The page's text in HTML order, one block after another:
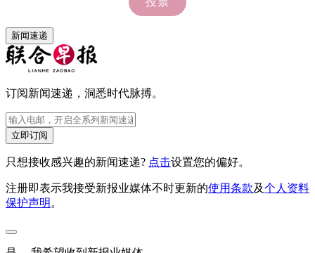
新闻速递
订阅新闻速递，洞悉时代脉搏。
立即订阅
只想接收感兴趣的新闻速递? 点击设置您的偏好。
注册即表示我接受新报业媒体不时更新的使用条款及个人资料
保护声明 。